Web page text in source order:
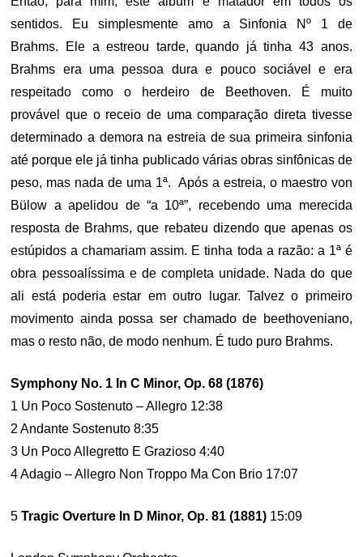
sentidos. Eu simplesmente amo a Sinfonia Nº 1 de
Brahms. Ele a estreou tarde, quando já tinha 43 anos.
Brahms era uma pessoa dura e pouco sociável e era
respeitado como o herdeiro de Beethoven. É muito
provável que o receio de uma comparação direta tivesse
determinado a demora na estreia de sua primeira sinfonia
até porque ele já tinha publicado várias obras sinfônicas de
peso, mas nada de uma 1ª. Após a estreia, o maestro von
Bülow a apelidou de “a 10ª”, recebendo uma merecida
resposta de Brahms, que rebateu dizendo que apenas os
estúpidos a chamariam assim. E tinha toda a razão: a 1ª é
obra pessoalíssima e de completa unidade. Nada do que
ali está poderia estar em outro lugar. Talvez o primeiro
movimento ainda possa ser chamado de beethoveniano,
mas o resto não, de modo nenhum. É tudo puro Brahms.
Symphony No. 1 In C Minor, Op. 68 (1876)
1 Un Poco Sostenuto – Allegro 12:38
2 Andante Sostenuto 8:35
3 Un Poco Allegretto E Grazioso 4:40
4 Adagio – Allegro Non Troppo Ma Con Brio 17:07
5Tragic Overture In D Minor, Op. 81 (1881) 15:09